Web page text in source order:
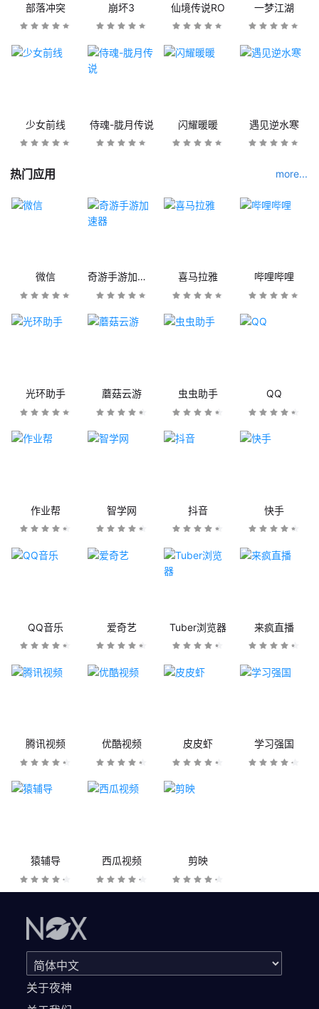
部落冲突 崩坏3 仙境传说RO 一梦江湖
少女前线 侍魂-胧月传说 闪耀暖暖 遇见逆水寒
热门应用 more...
微信 奇游手游加速器 喜马拉雅 哔哩哔哩
光环助手 蘑菇云游 虫虫助手 QQ
作业帮 智学网 抖音 快手
QQ音乐 爱奇艺 Tuber浏览器 来疯直播
腾讯视频 优酷视频 皮皮虾 学习强国
猿辅导 西瓜视频 剪映
关于夜神